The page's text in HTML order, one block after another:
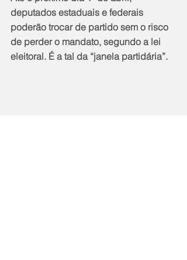
deputados estaduais e federais
poderão trocar de partido sem o risco
de perder o mandato, segundo a lei
eleitoral. É a tal da “janela partidária”.